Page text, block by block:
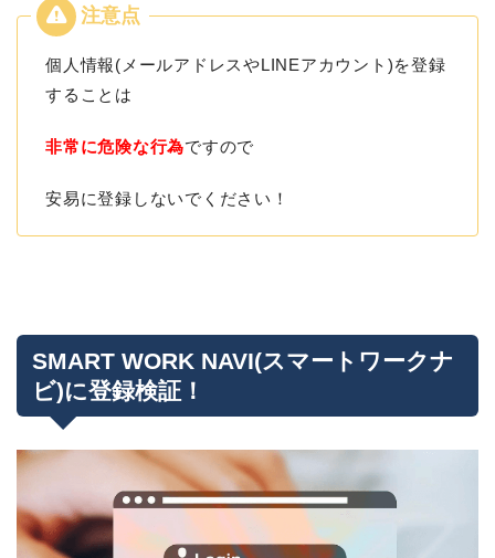
個人情報(メールアドレスやLINEアカウント)を登録
することは
非常に危険な行為ですので
安易に登録しないでください！
SMART WORK NAVI(スマートワークナ
ビ)に登録検証！